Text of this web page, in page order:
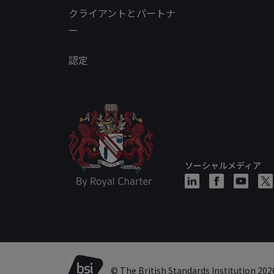
クライアントとパートナ
ー
認定
ソーシャルメディア
© The British Standards Institution